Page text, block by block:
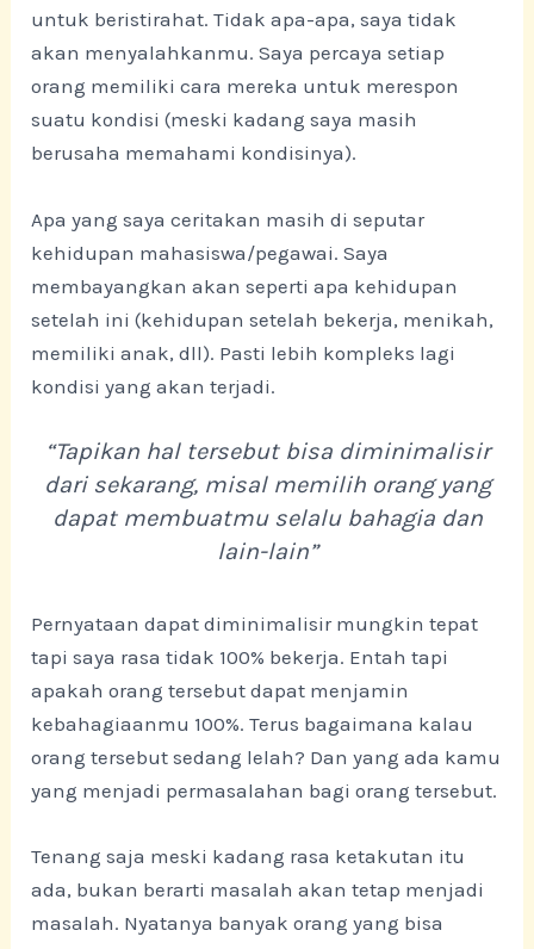
untuk beristirahat. Tidak apa-apa, saya tidak
akan menyalahkanmu. Saya percaya setiap
orang memiliki cara mereka untuk merespon
suatu kondisi (meski kadang saya masih
berusaha memahami kondisinya).
Apa yang saya ceritakan masih di seputar
kehidupan mahasiswa/pegawai. Saya
membayangkan akan seperti apa kehidupan
setelah ini (kehidupan setelah bekerja, menikah,
memiliki anak, dll). Pasti lebih kompleks lagi
kondisi yang akan terjadi.
“Tapikan hal tersebut bisa diminimalisir
dari sekarang, misal memilih orang yang
dapat membuatmu selalu bahagia dan
lain-lain”
Pernyataan dapat diminimalisir mungkin tepat
tapi saya rasa tidak 100% bekerja. Entah tapi
apakah orang tersebut dapat menjamin
kebahagiaanmu 100%. Terus bagaimana kalau
orang tersebut sedang lelah? Dan yang ada kamu
yang menjadi permasalahan bagi orang tersebut.
Tenang saja meski kadang rasa ketakutan itu
ada, bukan berarti masalah akan tetap menjadi
masalah. Nyatanya banyak orang yang bisa